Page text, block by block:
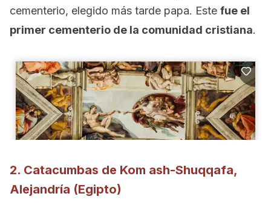
cementerio, elegido más tarde papa. Este fue el
primer cementerio de la comunidad cristiana.
2. Catacumbas de Kom ash-Shuqqafa,
Alejandría (Egipto)